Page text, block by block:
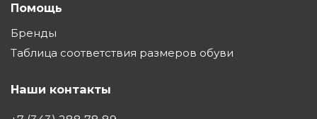
Помощь
Бренды
Таблица соответствия размеров обуви
Наши контакты